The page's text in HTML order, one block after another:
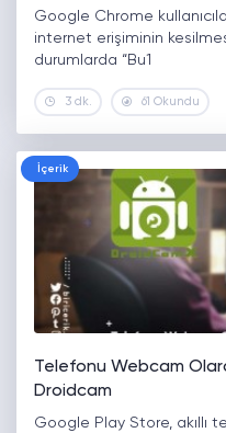
Google Chrome
internet erişiminin
durumlarda “Bu1
3 dk. 61 Okundu
İçerik
Telefonu Webcam
Droidcam
Google Play Store, akıllı